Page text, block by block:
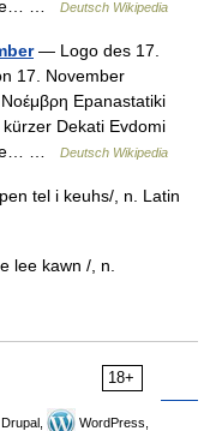
…
Deutsch Wikipedia
— Logo des 17.
17. November
Epanastatiki
Dekati Evdomi
…
Deutsch Wikipedia
tel i keuhs/, n. Latin
lee kawn /, n.
18+
Drupal,
WordPress,